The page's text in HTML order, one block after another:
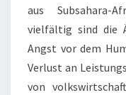
aus Subsahara-
vielfältig sind die
Angst vor dem
Verlust an
von